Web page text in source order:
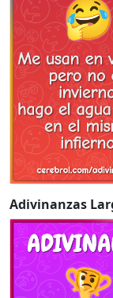
Adivinanzas